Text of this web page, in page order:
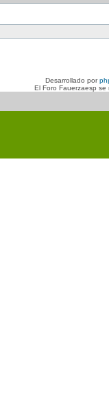
Desarrollado por
El Foro Fauerzaesp